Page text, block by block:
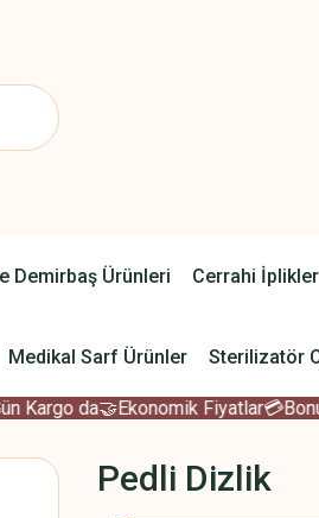
Demirbaş Ürünleri Cerrahi İplikler
Medikal Sarf Ürünler Sterilizatör
da 🤝Ekonomik Fiyatlar💳Bonus
Pedli Dizlik